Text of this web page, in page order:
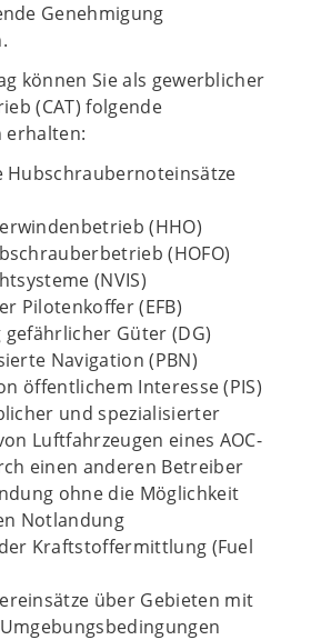
Genehmigung
können Sie als gewerblicher
(CAT) folgende
erhalten:
Hubschraubernoteinsätze
(HHO)
(HOFO)
(NVIS)
Pilotenkoffer (EFB)
Güter (DG)
Navigation (PBN)
öffentlichem Interesse (PIS)
und spezialisierter
Luftfahrzeugen eines AOC-
einen anderen Betreiber
ohne die Möglichkeit
Notlandung
Kraftstoffermittlung (Fuel
über Gebieten mit